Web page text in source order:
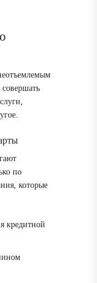
по
которые
кредитной